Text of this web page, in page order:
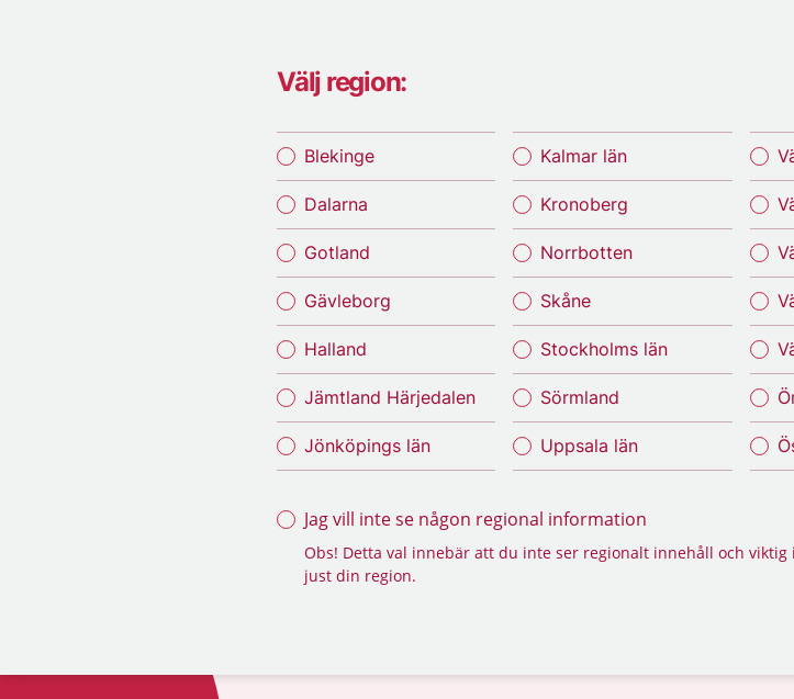
Välj region:
Blekinge
Dalarna
Gotland
Gävleborg
Halland
Jämtland Härjedalen
Jönköpings län
Kalmar län
Kronoberg
Norrbotten
Skåne
Stockholms län
Sörmland
Uppsala län
Jag vill inte se någon regional information
Obs! Detta val innebär att du inte ser regionalt innehåll och
just din region.